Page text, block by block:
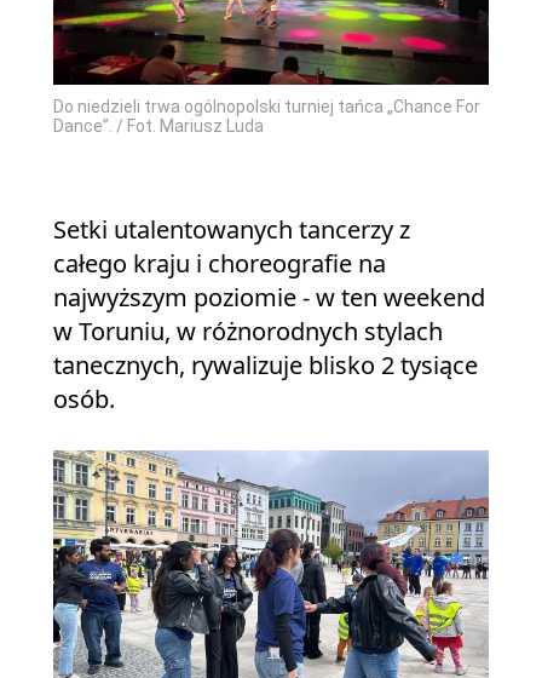
Do niedzieli trwa ogólnopolski turniej tańca „Chance For
Dance”. / Fot. Mariusz Luda
Setki utalentowanych tancerzy z
całego kraju i choreografie na
najwyższym poziomie - w ten weekend
w Toruniu, w różnorodnych stylach
tanecznych, rywalizuje blisko 2 tysiące
osób.